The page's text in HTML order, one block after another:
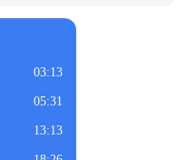
03:13
05:31
13:13